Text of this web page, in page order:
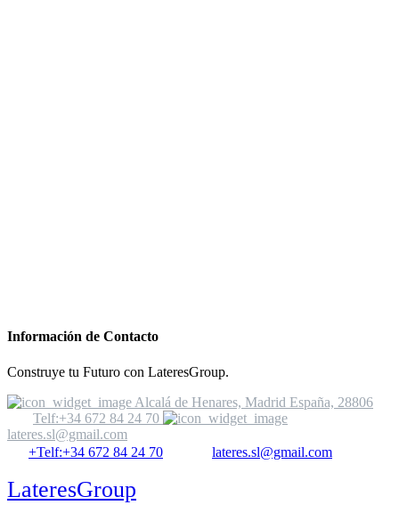
Información de Contacto
Construye tu Futuro con LateresGroup.
Alcalá de Henares, Madrid España, 28806
Telf:+34 672 84 24 70
lateres.sl@gmail.com
+Telf:+34 672 84 24 70
lateres.sl@gmail.com
LateresGroup